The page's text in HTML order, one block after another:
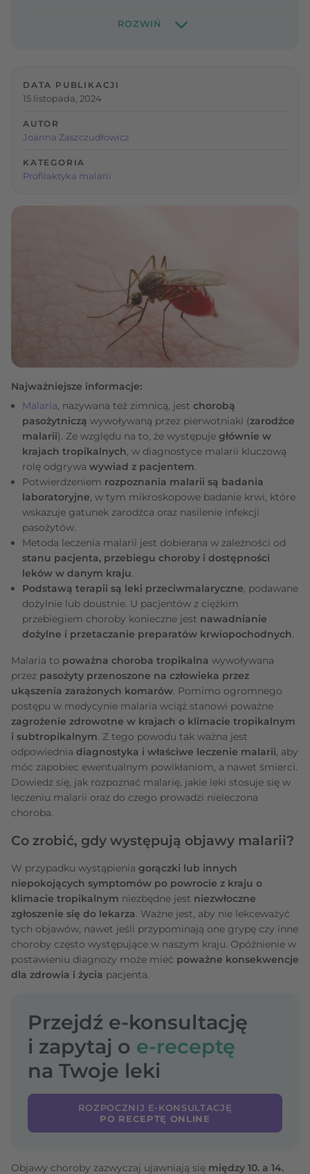
DATA PUBLIKACJI
15 listopada, 2024
AUTOR
Joanna Zaszczudłowicz
KATEGORIA
Profilaktyka malarii
Najważniejsze informacje:
Malaria, nazywana też zimnicą, jest chorobą
pasożytniczą wywoływaną przez pierwotniaki (zarodźce
malarii). Ze względu na to, że występuje głównie w
krajach tropikalnych, w diagnostyce malarii kluczową
rolę odgrywa wywiad z pacjentem.
Potwierdzeniem rozpoznania malarii są badania
laboratoryjne, w tym mikroskopowe badanie krwi, które
wskazuje gatunek zarodźca oraz nasilenie infekcji
pasożytów.
Metoda leczenia malarii jest dobierana w zależności od
stanu pacjenta, przebiegu choroby i dostępności
leków w danym kraju.
Podstawą terapii są leki przeciwmalaryczne, podawane
dożylnie lub doustnie. U pacjentów z ciężkim
przebiegiem choroby konieczne jest nawadnianie
dożylne i przetaczanie preparatów krwiopochodnych.
Malaria to poważna choroba tropikalna wywoływana
przez pasożyty przenoszone na człowieka przez
ukąszenia zarażonych komarów. Pomimo ogromnego
postępu w medycynie malaria wciąż stanowi poważne
zagrożenie zdrowotne w krajach o klimacie tropikalnym
i subtropikalnym. Z tego powodu tak ważna jest
odpowiednia diagnostyka i właściwe leczenie malarii, aby
móc zapobiec ewentualnym powikłaniom, a nawet śmierci.
Dowiedz się, jak rozpoznać malarię, jakie leki stosuje się w
leczeniu malarii oraz do czego prowadzi nieleczona
choroba.
Co zrobić, gdy występują objawy malarii?
W przypadku wystąpienia gorączki lub innych
niepokojących symptomów po powrocie z kraju o
klimacie tropikalnym niezbędne jest niezwłoczne
zgłoszenie się do lekarza. Ważne jest, aby nie lekceważyć
tych objawów, nawet jeśli przypominają one grypę czy inne
choroby często występujące w naszym kraju. Opóźnienie w
postawieniu diagnozy może mieć poważne konsekwencje
dla zdrowia i życia pacjenta.
Przejdź e-konsultację
i zapytaj o e-receptę
na Twoje leki
ROZPOCZNIJ E-KONSULTACJĘ
PO RECEPTĘ ONLINE
Objawy choroby zazwyczaj ujawniają się między 10. a 14.